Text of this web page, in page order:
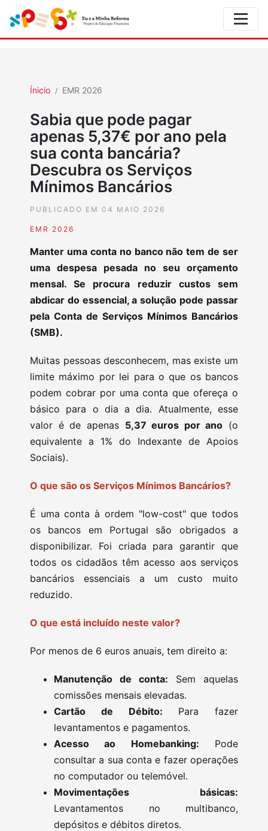
Ínicio EMR 2026
Sabia que pode pagar
apenas 5,37€ por ano pela
sua conta bancária?
Descubra os Serviços
Mínimos Bancários
PUBLICADO EM 04 MAIO 2026
EMR 2026
Manter uma conta no banco não tem de ser
uma despesa pesada no seu orçamento
mensal. Se procura reduzir custos sem
abdicar do essencial, a solução pode passar
pela Conta de Serviços Mínimos Bancários
(SMB).
Muitas pessoas desconhecem, mas existe um
limite máximo por lei para o que os bancos
podem cobrar por uma conta que ofereça o
básico para o dia a dia. Atualmente, esse
valor é de apenas 5,37 euros por ano (o
equivalente a 1% do Indexante de Apoios
Sociais).
O que são os Serviços Mínimos Bancários?
É uma conta à ordem "low-cost" que todos
os bancos em Portugal são obrigados a
disponibilizar. Foi criada para garantir que
todos os cidadãos têm acesso aos serviços
bancários essenciais a um custo muito
reduzido.
O que está incluído neste valor?
Por menos de 6 euros anuais, tem direito a:
Manutenção de conta: Sem aquelas
comissões mensais elevadas.
Cartão de Débito: Para fazer
levantamentos e pagamentos.
Acesso ao Homebanking: Pode
consultar a sua conta e fazer operações
no computador ou telemóvel.
Movimentações básicas:
Levantamentos no multibanco,
depósitos e débitos diretos.